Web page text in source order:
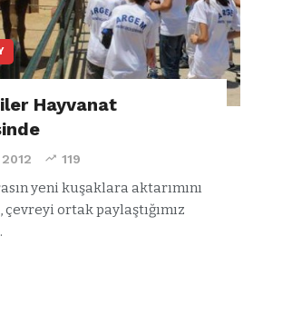
Hayvanat
119
yeni kuşaklara aktarımını
çevreyi ortak paylaştığımız